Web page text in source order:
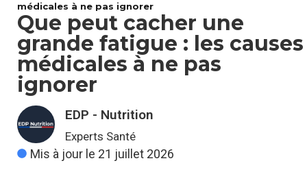
médicales à ne pas ignorer
Que peut cacher une
grande fatigue : les causes
médicales à ne pas
ignorer
EDP - Nutrition
Experts Santé
Mis à jour le 21 juillet 2026